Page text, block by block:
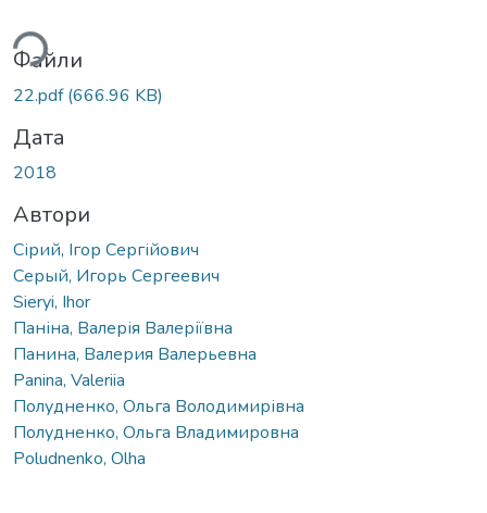
Файли
22.pdf(666.96 KB)
Дата
2018
Автори
Сірий, Ігор Сергійович
Серый, Игорь Сергеевич
Sieryi, Ihor
Паніна, Валерія Валеріївна
Панина, Валерия Валерьевна
Panina, Valeriia
Полудненко, Ольга Володимирівна
Полудненко, Ольга Владимировна
Poludnenko, Olha